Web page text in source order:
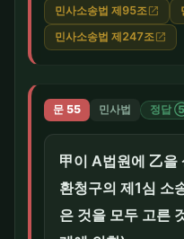
민사소송법 제95조open_in_new
민사소송법 제247조open_in_new
문 55 민사법 정답
甲이 A법원에 乙을
환청구의 제1심 소
은 것을 모두 고른